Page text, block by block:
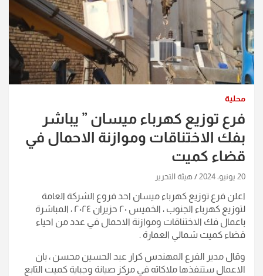
محلية
فرع توزيع كهرباء ميسان ” يباشر
بفك الاختناقات وموازنة الاحمال في
قضاء كميت
20 يونيو، 2024 هيئة التحرير
اعلن فرع توزيع كهرباء ميسان احد فروع الشركة العامة
لتوزيع كهرباء الجنوب ، الخميس ٢٠ حزيران ٢٠٢٤ ، المباشرة
باعمال فك الاختناقات وموازنة الاحمال في عدد من احياء
قضاء كميت شمالي العمارة .
وقال مدير الفرع المهندس كرار عبد الحسين محسن ، بان
الاعمال ستنفذها ملاكاته في مركز صيانة وجباية كميت التابع